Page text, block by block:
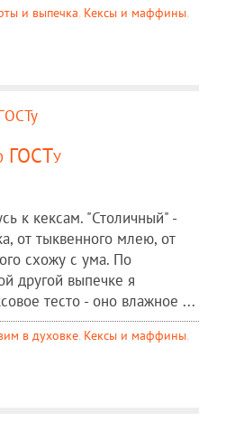
и выпечка, Кексы и маффины,
ГОСТу
к кексам. "Столичный" -
от тыквенного млею, от
схожу с ума. По
другой выпечке я
тесто - оно влажное ...
в духовке, Кексы и маффины,